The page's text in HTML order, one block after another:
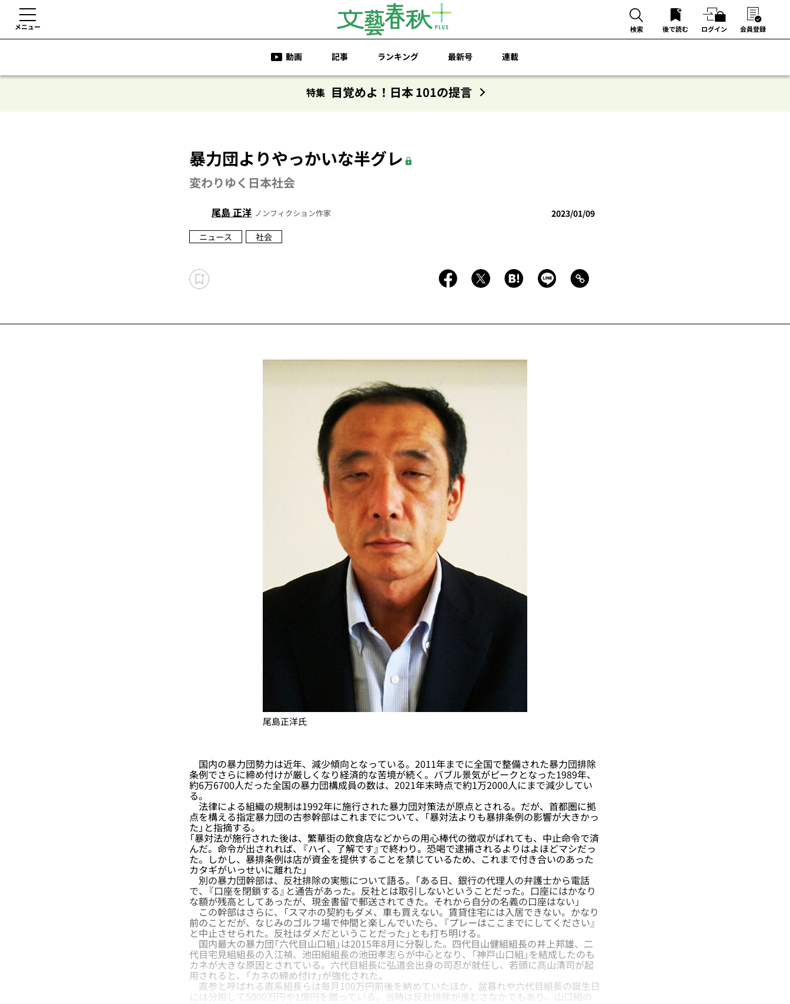
メニュー 検索 後で読む ログイン 会員登録
動画 記事 ランキング 最新号 連載
特集 目覚めよ！日本 101の提言
暴力団よりやっかいな半グレ
変わりゆく日本社会
尾島 正洋 ノンフィクション作家
2023/01/09
ニュース
社会
尾島正洋氏
国内の暴力団勢力は近年、減少傾向となっている。2011年までに全国で整備された暴力団排除
条例でさらに締め付けが厳しくなり経済的な苦境が続く。バブル景気がピークとなった1989年、
約6万6700人だった全国の暴力団構成員の数は、2021年末時点で約1万2000人にまで減少してい
る。
法律による組織の規制は1992年に施行された暴力団対策法が原点とされる。だが、首都圏に拠
点を構える指定暴力団の古参幹部はこれまでについて、「暴対法よりも暴排条例の影響が大きかっ
た」と指摘する。
「暴対法が施行された後は、繁華街の飲食店などからの用心棒代の徴収がばれても、中止命令で済
んだ。命令が出されれば、『ハイ、了解です』で終わり。恐喝で逮捕されるよりはよほどマシだっ
た。しかし、暴排条例は店が資金を提供することを禁じているため、これまで付き合いのあった
カタギがいっせいに離れた」
別の暴力団幹部は、反社排除の実態について語る。「ある日、銀行の代理人の弁護士から電話
で、『口座を閉鎖する』と通告があった。反社とは取引しないということだった。口座にはかなり
な額が残高としてあったが、現金書留で郵送されてきた。それから自分の名義の口座はない」
この幹部はさらに、「スマホの契約もダメ、車も買えない。賃貸住宅には入居できない。かなり
前のことだが、なじみのゴルフ場で仲間と楽しんでいたら、『プレーはここまでにしてください』
と中止させられた。反社はダメだということだった」とも打ち明ける。
国内最大の暴力団「六代目山口組」は2015年8月に分裂した。四代目山健組組長の井上邦雄、二
代目宅見組組長の入江禎、池田組組長の池田孝志らが中心となり、「神戸山口組」を結成したのも
カネが大きな原因とされている。六代目組長に弘道会出身の司忍が就任し、若頭に髙山清司が起
用されると、「カネの締め付け」が強化された。
直参と呼ばれる直系組長らは毎月100万円前後を納めていたほか、盆暮れや六代目組長の誕生日
には分担して5000万円や1億円を贈っている。当時は反社排除が進むさなかでもあり、山口組の